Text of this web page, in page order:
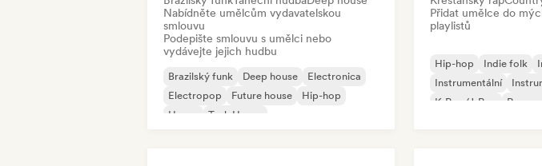
Nabídněte umělcům vydavatelskou
smlouvu
Podepište smlouvu s umělci nebo
vydávejte jejich hudbu
Brazilský funk Deep house
Electronica
Electropop
Future house
Hip-hop
House
Tech House
Přidat umělce do
playlistů
Hip-hop Indie folk
Instrumentální
K-Pop/J-Pop
Rap v